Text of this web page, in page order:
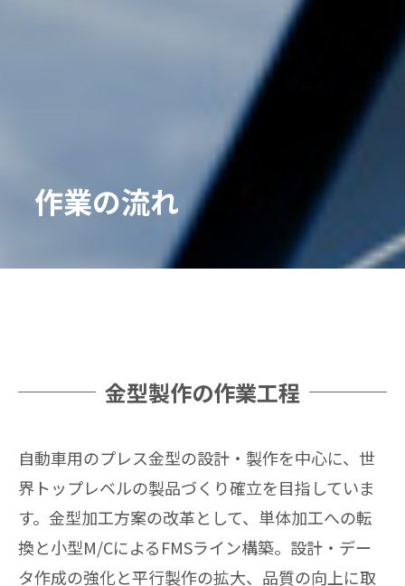
作業の流れ
金型製作の作業工程
自動車用のプレス金型の設計・製作を中心に、世
界トップレベルの製品づくり確立を目指していま
す。金型加工方案の改革として、単体加工への転
換と小型M/CによるFMSライン構築。設計・デー
タ作成の強化と平行製作の拡大、品質の向上に取